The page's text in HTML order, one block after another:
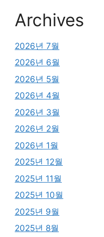
Archives
2026년 7월
2026년 6월
2026년 5월
2026년 4월
2026년 3월
2026년 2월
2026년 1월
2025년 12월
2025년 11월
2025년 10월
2025년 9월
2025년 8월